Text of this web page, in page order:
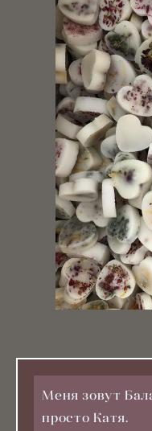
Меня зовут
просто Катя.